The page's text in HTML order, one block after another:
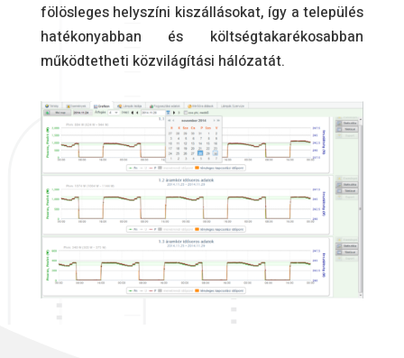
fölösleges helyszíni kiszállásokat, így a település
hatékonyabban és költségtakarékosabban
működtetheti közvilágítási hálózatát.